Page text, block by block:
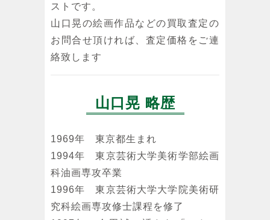
ストです。
山口晃の絵画作品などの買取査定の
お問合せ頂ければ、査定価格をご連
絡致します
山口晃 略歴
1969年 東京都生まれ
1994年 東京芸術大学美術学部絵画
科油画専攻卒業
1996年 東京芸術大学大学院美術研
究科絵画専攻修士課程を修了